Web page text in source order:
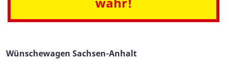
Wünschewagen Sachsen-Anhalt